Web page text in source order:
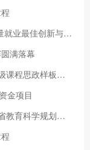
河南中医药大学荣获“2023年度高校高质量就业最佳创新与实践高校”荣誉称号
满落幕
商丘师范学院4门课程被认定为2023年省级课程思政样板课程
金项目
河南工程学院7项课题通过2024年度河南省教育科学规划课题结项